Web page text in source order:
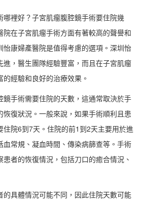
哪裡好？子宮肌瘤腹腔鏡手術要住院幾
院在子宮肌瘤手術方面有著較高的聲譽和
怡康婦產醫院是值得考慮的選項。深圳怡
進，醫生團隊經驗豐富，而且在子宮肌瘤
經驗和良好的治療效果。
鏡手術需要住院的天數，這通常取決於手
恢復狀況。一般來說，如果手術順利且患
住院6到7天。住院的前1到2天主要用於進
血常規、凝血時間、傳染病篩查等。手術
者的恢復情況，包括刀口的癒合情況、
的具體情況可能不同，因此住院天數可能